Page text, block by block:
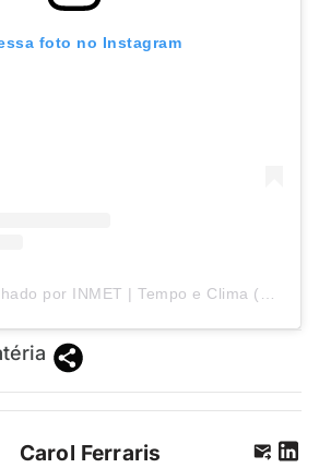
foto no Instagram
Carol Ferraris